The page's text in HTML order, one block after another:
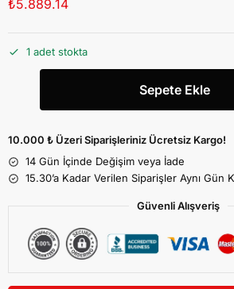
₺5.889.14
1 adet stokta
Sepete Ekle
10.000 ₺ Üzeri Siparişleriniz Ücretsiz Kargo!
14 Gün İçinde Değişim veya İade
15.30’a Kadar Verilen Siparişler Aynı Gün
Güvenli Alışveriş